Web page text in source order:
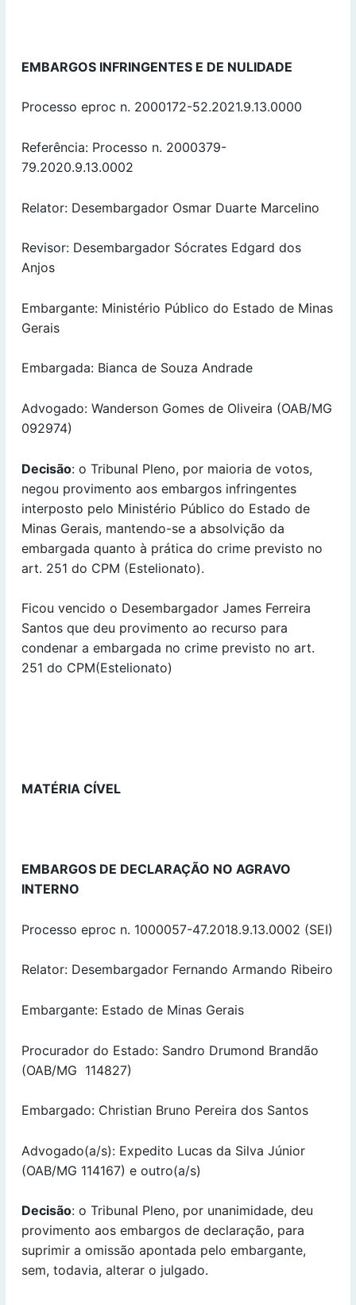
EMBARGOS INFRINGENTES E DE NULIDADE
Processo eproc n. 2000172-52.2021.9.13.0000
Referência: Processo n. 2000379-
79.2020.9.13.0002
Relator: Desembargador Osmar Duarte Marcelino
Revisor: Desembargador Sócrates Edgard dos
Anjos
Embargante: Ministério Público do Estado de Minas
Gerais
Embargada: Bianca de Souza Andrade
Advogado: Wanderson Gomes de Oliveira (OAB/MG
092974)
Decisão: o Tribunal Pleno, por maioria de votos,
negou provimento aos embargos infringentes
interposto pelo Ministério Público do Estado de
Minas Gerais, mantendo-se a absolvição da
embargada quanto à prática do crime previsto no
art. 251 do CPM (Estelionato).
Ficou vencido o Desembargador James Ferreira
Santos que deu provimento ao recurso para
condenar a embargada no crime previsto no art.
251 do CPM(Estelionato)
MATÉRIA CÍVEL
EMBARGOS DE DECLARAÇÃO NO AGRAVO
INTERNO
Processo eproc n. 1000057-47.2018.9.13.0002 (SEI)
Relator: Desembargador Fernando Armando Ribeiro
Embargante: Estado de Minas Gerais
Procurador do Estado: Sandro Drumond Brandão
(OAB/MG 114827)
Embargado: Christian Bruno Pereira dos Santos
Advogado(a/s): Expedito Lucas da Silva Júnior
(OAB/MG 114167) e outro(a/s)
Decisão: o Tribunal Pleno, por unanimidade, deu
provimento aos embargos de declaração, para
suprimir a omissão apontada pelo embargante,
sem, todavia, alterar o julgado.